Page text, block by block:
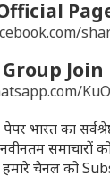
Join
भारत का
समाचारों
हमारे चैनल को